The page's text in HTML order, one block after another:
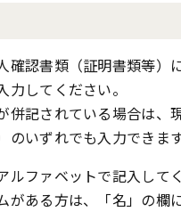
確認書類（証明書類等）
力してください。
併記されている場合は、
のいずれでも入力できます
ルファベットで記入して
がある方は、「名」の欄